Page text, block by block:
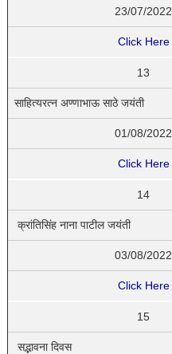
23/07/2022
Click Here
13
साहित्यरत्न अण्णाभाऊ साठे जयंती
01/08/2022
Click Here
14
क्रांतिसिंह नाना पाटील जयंती
03/08/2022
Click Here
15
सद्भावना दिवस